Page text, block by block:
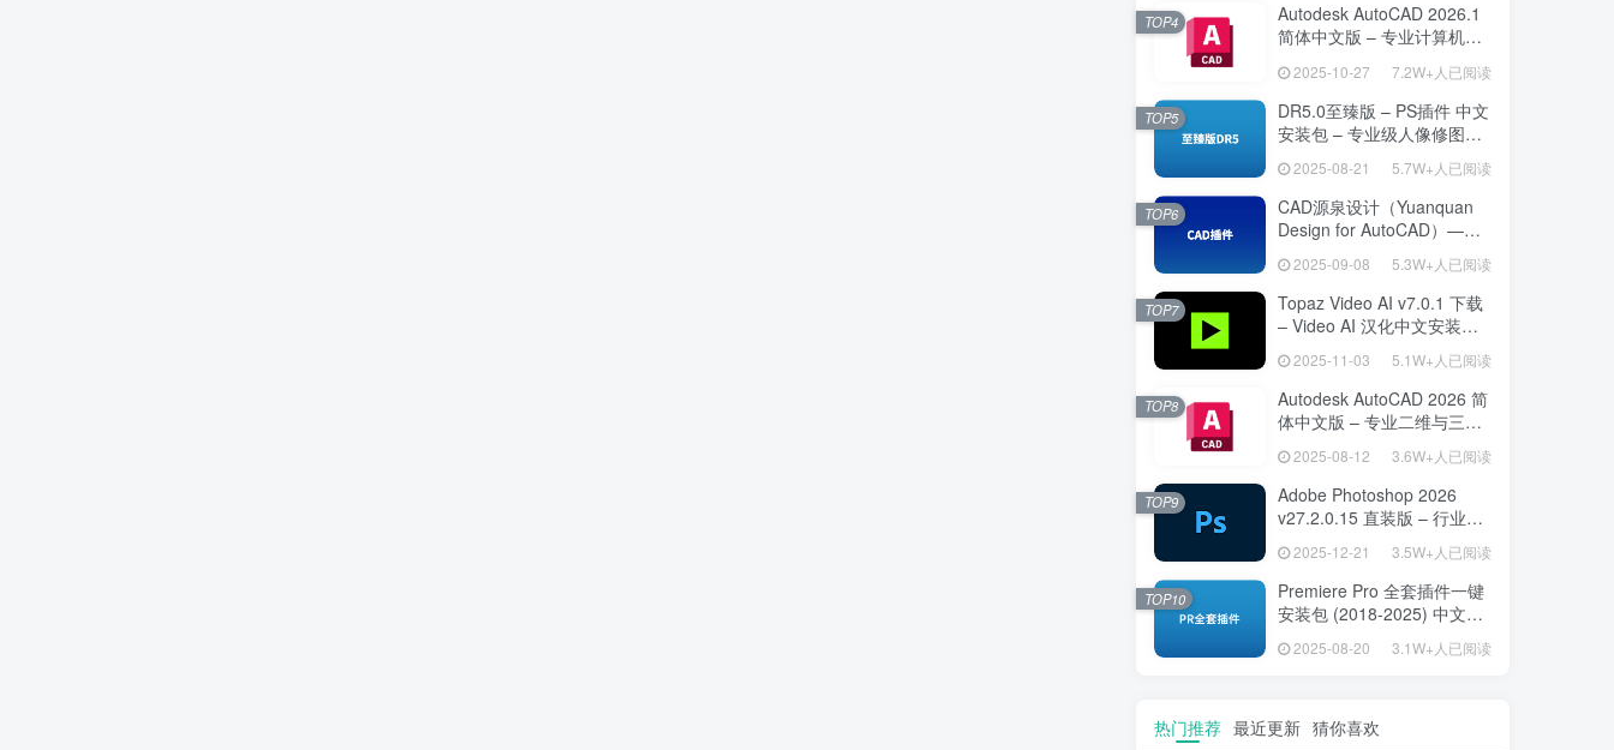
Autodesk AutoCAD 2026.1
简体中文版 – 专业计算机辅
2025-10-27 7.2W+人已阅读
TOP4
DR5.0至臻版 – PS插件 中文
安装包 – 专业级人像修图工
2025-08-21 5.7W+人已阅读
TOP5
CAD源泉设计（Yuanquan
Design for AutoCAD）——
高效绘图利器
2025-09-08 5.3W+人已阅读
TOP6
Topaz Video AI v7.0.1 下载
– Video AI 汉化中文安装版
2025-11-03 5.1W+人已阅读
TOP7
Autodesk AutoCAD 2026 简
体中文版 – 专业二维与三维
2025-08-12 3.6W+人已阅读
TOP8
Adobe Photoshop 2026
v27.2.0.15 直装版 – 行业标
2025-12-21 3.5W+人已阅读
TOP9
Premiere Pro 全套插件一键
安装包 (2018-2025) 中文安
率的专业工具
2025-08-20 3.1W+人已阅读
TOP10
热门推荐 最近更新 猜你喜欢